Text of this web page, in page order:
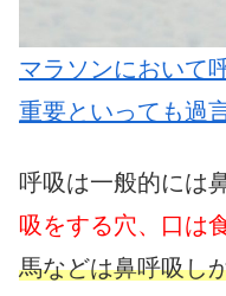
マラソンにおいて
重要といっても過
呼吸は一般的には
吸をする穴、口は
馬などは鼻呼吸し